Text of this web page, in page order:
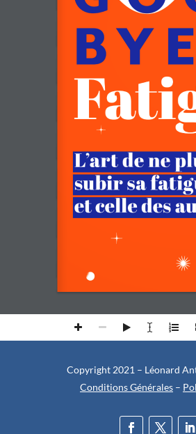
Copyright 2021 – Léonard
Conditions Générales –